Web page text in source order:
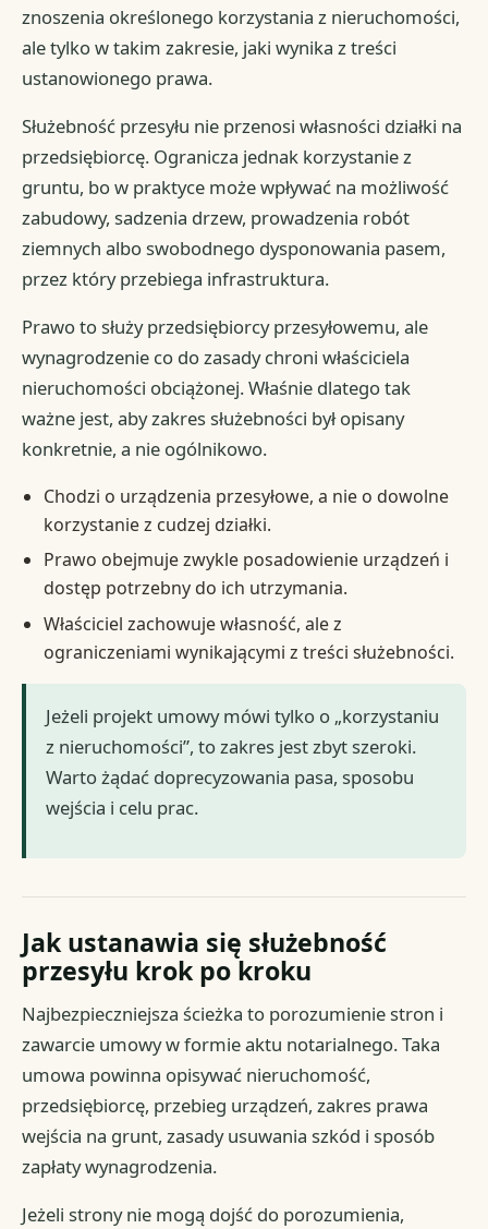
znoszenia określonego korzystania z nieruchomości,
ale tylko w takim zakresie, jaki wynika z treści
ustanowionego prawa.
Służebność przesyłu nie przenosi własności działki na
przedsiębiorcę. Ogranicza jednak korzystanie z
gruntu, bo w praktyce może wpływać na możliwość
zabudowy, sadzenia drzew, prowadzenia robót
ziemnych albo swobodnego dysponowania pasem,
przez który przebiega infrastruktura.
Prawo to służy przedsiębiorcy przesyłowemu, ale
wynagrodzenie co do zasady chroni właściciela
nieruchomości obciążonej. Właśnie dlatego tak
ważne jest, aby zakres służebności był opisany
konkretnie, a nie ogólnikowo.
Chodzi o urządzenia przesyłowe, a nie o dowolne
korzystanie z cudzej działki.
Prawo obejmuje zwykle posadowienie urządzeń i
dostęp potrzebny do ich utrzymania.
Właściciel zachowuje własność, ale z
ograniczeniami wynikającymi z treści służebności.
Jeżeli projekt umowy mówi tylko o „korzystaniu
z nieruchomości”, to zakres jest zbyt szeroki.
Warto żądać doprecyzowania pasa, sposobu
wejścia i celu prac.
Jak ustanawia się służebność
przesyłu krok po kroku
Najbezpieczniejsza ścieżka to porozumienie stron i
zawarcie umowy w formie aktu notarialnego. Taka
umowa powinna opisywać nieruchomość,
przedsiębiorcę, przebieg urządzeń, zakres prawa
wejścia na grunt, zasady usuwania szkód i sposób
zapłaty wynagrodzenia.
Jeżeli strony nie mogą dojść do porozumienia,